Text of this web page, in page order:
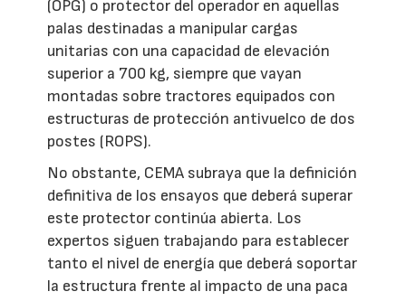
(OPG) o protector del operador en aquellas
palas destinadas a manipular cargas
unitarias con una capacidad de elevación
superior a 700 kg, siempre que vayan
montadas sobre tractores equipados con
estructuras de protección antivuelco de dos
postes (ROPS).
No obstante, CEMA subraya que la definición
definitiva de los ensayos que deberá superar
este protector continúa abierta. Los
expertos siguen trabajando para establecer
tanto el nivel de energía que deberá soportar
la estructura frente al impacto de una paca